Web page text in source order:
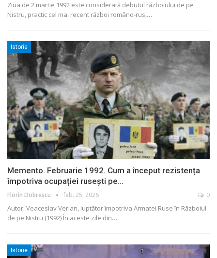
Ziua de 2 martie 1992 este considerată debutul războiului de pe
Nistru, practic cel mai recent război româno-rus,…
Istorie
Memento. Februarie 1992. Cum a început rezistența
împotriva ocupației rusești pe…
Florin Dobrescu feb. 25, 2026 0
Autor: Veaceslav Verlan, luptător împotriva Armatei Ruse în Războiul
de pe Nistru (1992)În aceste zile din…
Istorie